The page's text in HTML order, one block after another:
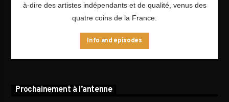
à-dire des artistes indépendants et de qualité, venus des
quatre coins de la France.
Info and episodes
Prochainement à l’antenne